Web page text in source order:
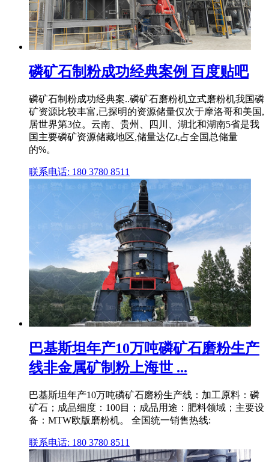
磷矿石制粉成功经典案例 百度贴吧
磷矿石制粉成功经典案..磷矿石磨粉机立式磨粉机我国磷
矿资源比较丰富,已探明的资源储量仅次于摩洛哥和美国,
居世界第3位。云南、贵州、四川、湖北和湖南5省是我
国主要磷矿资源储藏地区,储量达亿t,占全国总储量
的%。
联系电话: 180 3780 8511
巴基斯坦年产10万吨磷矿石磨粉生产
线非金属矿制粉上海世 ...
巴基斯坦年产10万吨磷矿石磨粉生产线：加工原料：磷
矿石；成品细度：100目；成品用途：肥料领域；主要设
备：MTW欧版磨粉机。 全国统一销售热线:
联系电话: 180 3780 8511